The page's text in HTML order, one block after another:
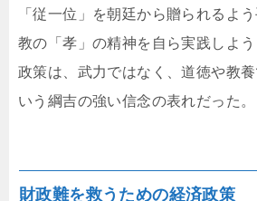
「従一位」を朝廷から贈られるよ
教の「孝」の精神を自ら実践しよ
政策は、武力ではなく、道徳や教
いう綱吉の強い信念の表れだった。
財政難を救うための経済政策